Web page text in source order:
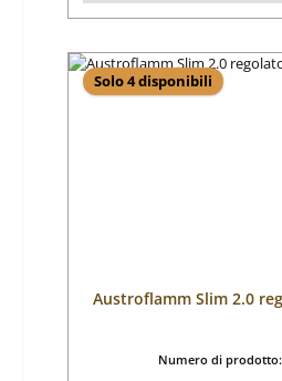
Solo 4 disponibili
Austroflamm Slim 2.0
Numero di prodotto: